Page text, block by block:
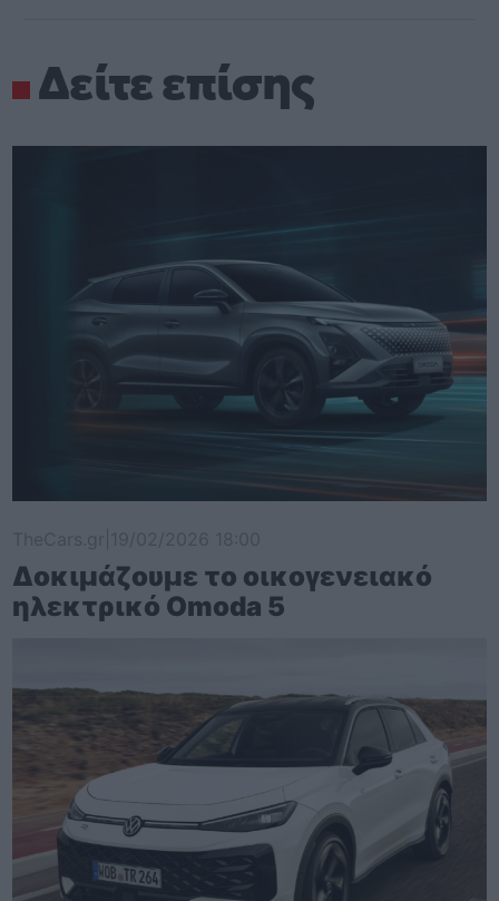
Δείτε επίσης
Δοκιμάζουμε το οικογενειακό
ηλεκτρικό Omoda 5